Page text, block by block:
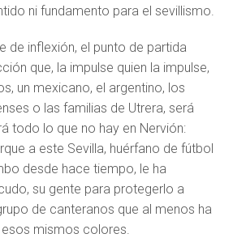
ni fundamento para el sevillismo.
de inflexión, el punto de partida
que, la impulse quien la impulse,
un mexicano, el argentino, los
o las familias de Utrera, será
todo lo que no hay en Nervión:
a este Sevilla, huérfano de fútbol
desde hace tiempo, le ha
su gente para protegerlo a
de canteranos que al menos ha
mismos colores.